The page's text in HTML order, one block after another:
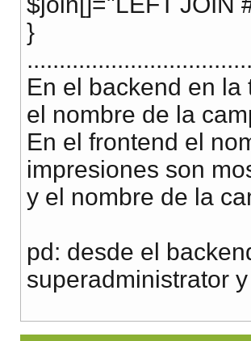
}
En el backend en
el nombre de la
En el frontend el
impresiones son
y el nombre de la
pd: desde el
superadministrator